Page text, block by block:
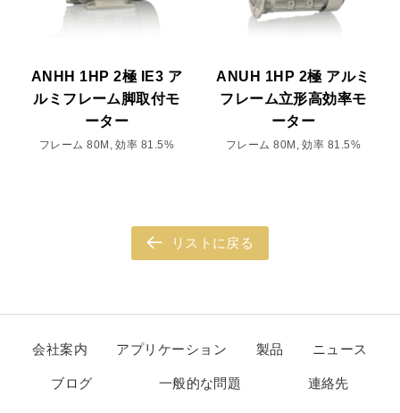
ANHH 1HP 2極 IE3 ア
ルミフレーム脚取付モ
ーター
フレーム 80M, 効率 81.5%
ANUH 1HP 2極 アルミ
フレーム立形高効率モ
ーター
フレーム 80M, 効率 81.5%
リストに戻る
会社案内 アプリケーション 製品 ニュース
ブログ 一般的な問題 連絡先